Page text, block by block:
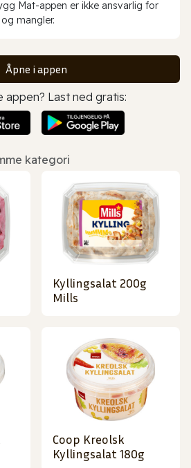
Mat-appen er ikke ansvarlig for
mangler.
Åpne i appen
appen? Last ned gratis:
kategori
Kyllingsalat 200g
Mills
Coop Kreolsk
Kyllingsalat 180g